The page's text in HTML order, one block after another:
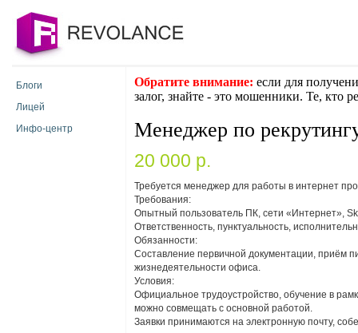
Блоги
Лицей
Инфо-центр
Обратите внимание: если для
залог, знайте - это мошенники. Те, кто
Менеджер по
20 000 p.
Требуется менеджер для работы в интернет
Требования:
Опытный пользователь ПК, сети «Интернет»,
Ответственность, пунктуальность,
Обязанности:
Составление первичной документации, приём
жизнедеятельности офиса.
Условия:
Официальное трудоустройство, обучение в
можно совмещать с основной работой.
Заявки принимаются на электронную почту,